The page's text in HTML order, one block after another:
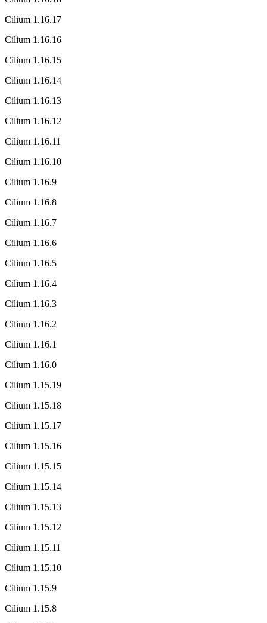
Cilium 1.16.17
Cilium 1.16.16
Cilium 1.16.15
Cilium 1.16.14
Cilium 1.16.13
Cilium 1.16.12
Cilium 1.16.11
Cilium 1.16.10
Cilium 1.16.9
Cilium 1.16.8
Cilium 1.16.7
Cilium 1.16.6
Cilium 1.16.5
Cilium 1.16.4
Cilium 1.16.3
Cilium 1.16.2
Cilium 1.16.1
Cilium 1.16.0
Cilium 1.15.19
Cilium 1.15.18
Cilium 1.15.17
Cilium 1.15.16
Cilium 1.15.15
Cilium 1.15.14
Cilium 1.15.13
Cilium 1.15.12
Cilium 1.15.11
Cilium 1.15.10
Cilium 1.15.9
Cilium 1.15.8